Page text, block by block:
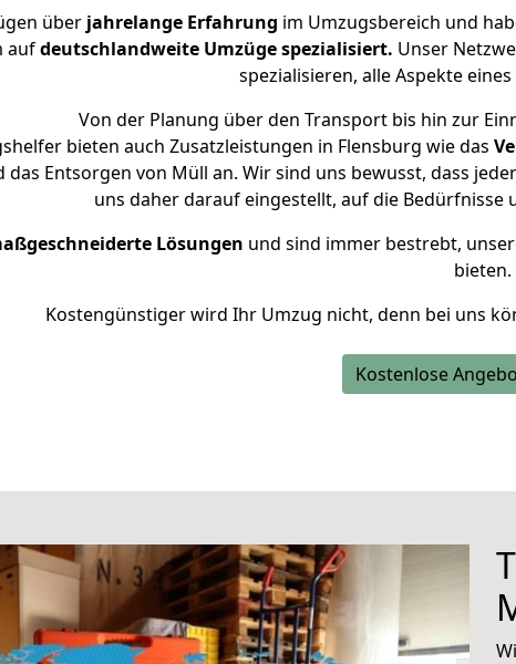
über jahrelange Erfahrung im Umzugsbereich und
aufdeutschlandweite Umzüge spezialisiert. Unser
spezialisieren, alle Aspekte
Von der Planung über den Transport bis hin zur
bieten auch Zusatzleistungen in Flensburg wie das
das Entsorgen von Müll an. Wir sind uns bewusst, dass
uns daher darauf eingestellt, auf die Bedürfnisse
Lösungen und sind immer bestrebt,
bieten.
Kostengünstiger wird Ihr Umzug nicht, denn bei uns
Kostenlose